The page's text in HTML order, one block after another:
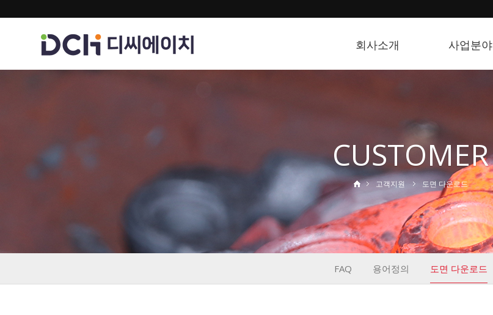
회사소개 사업분야
CUSTOMER
고객지원 도면 다운로드
FAQ 용어정의 도면 다운로드